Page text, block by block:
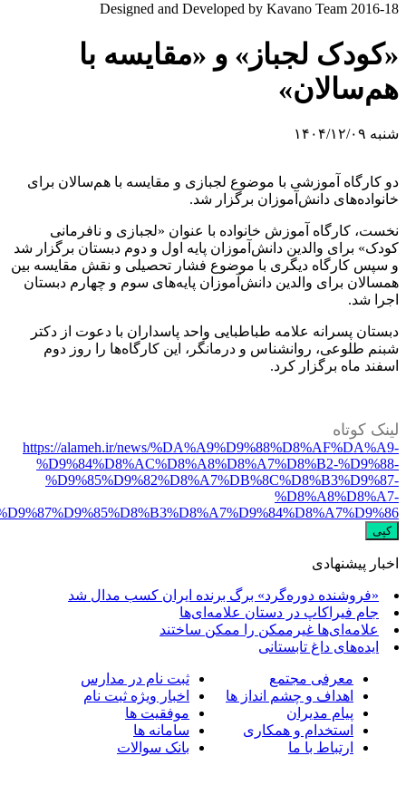
Designed and Developed by Kavano Team 2016-
لجباز» و «مقایسه با
۱۴۰۴/۱۲/۰۹
کارگاه آموزشی با موضوع لجبازی و مقایسه با هم‌سالان برای
دانش‌آموزان برگزار شد.
کارگاه‌ آموزش خانواده با عنوان «لجبازی و نافرمانی
برای والدین دانش‌آموزان پایه اول و دوم دبستان برگزار شد
سپس کارگاه دیگری با موضوع فشار تحصیلی و نقش مقایسه بین
برای والدین دانش‌آموزان پایه‌های سوم و چهارم دبستان
شد.
پسرانه علامه طباطبایی واحد پاسداران با دعوت از دکتر
طلوعی، روانشناس و درمانگر، این کارگاه‌ها را روز دوم
ماه برگزار کرد.
کوتاه
https://alameh.ir/news/
%D9%84%D8%AC%D8%A8%D8%A7%D8%B2-
کپی
پیشنهادی
«فروشنده دوره‌گرد» برگ برنده ایران کسب مدال شد
جام فیراکاپ در دستان علامه‌ای‌ها
علامه‌ای‌ها غیرممکن را ممکن ساختند
ایده‌های داغ تابستانی
معرفی مجتمع
اهداف و چشم انداز ها
پیام مدیران
استخدام و همکاری
ارتباط با ما
ثبت نام در مدارس
اخبار ویژه ثبت نام
موفقیت ها
سامانه ها
بانک سوالات